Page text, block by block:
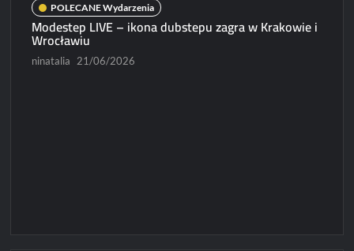
POLECANE Wydarzenia
Modestep LIVE – ikona dubstepu zagra w Krakowie i
Wrocławiu
ninatalia 21/06/2026